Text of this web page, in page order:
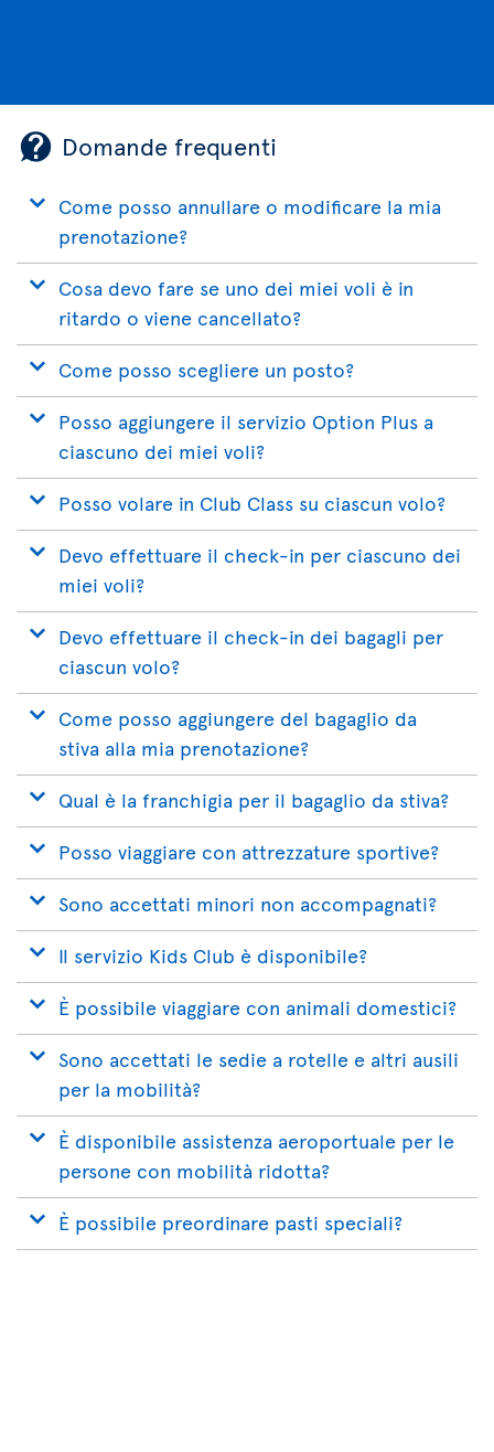
Domande frequenti
Come posso annullare o modificare la mia
prenotazione?
Cosa devo fare se uno dei miei voli è in
ritardo o viene cancellato?
Come posso scegliere un posto?
Posso aggiungere il servizio Option Plus a
ciascuno dei miei voli?
Posso volare in Club Class su ciascun volo?
Devo effettuare il check-in per ciascuno dei
miei voli?
Devo effettuare il check-in dei bagagli per
ciascun volo?
Come posso aggiungere del bagaglio da
stiva alla mia prenotazione?
Qual è la franchigia per il bagaglio da stiva?
Posso viaggiare con attrezzature sportive?
Sono accettati minori non accompagnati?
Il servizio Kids Club è disponibile?
È possibile viaggiare con animali domestici?
Sono accettati le sedie a rotelle e altri ausili
per la mobilità?
È disponibile assistenza aeroportuale per le
persone con mobilità ridotta?
È possibile preordinare pasti speciali?